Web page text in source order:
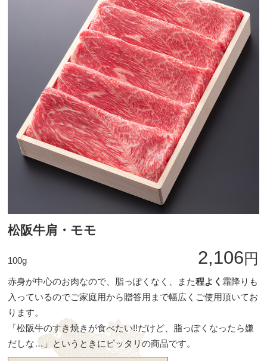
松阪牛肩・モモ
100g 2,106円
赤身が中心のお肉なので、脂っぽくなく、また程よく霜降りも
入っているのでご家庭用から贈答用まで幅広くご使用頂いてお
ります。
「松阪牛のすき焼きが食べたい!!だけど、脂っぽくなったら嫌
だしな…」というときにピッタリの商品です。